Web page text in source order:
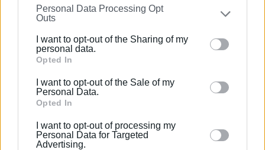
on theIAB’s List of Downstream Participants
that may
further disclose it to other third parties.
Please note that this website/app uses one or more
Google services and may gather and store information
behaviour. You may click to grant or deny consent to
Google and its third-party tags to use your data for
section.
Personal Data Processing Opt
Outs
I want to opt-out of the Sharing of my
personal data.
Opted In
I want to opt-out of the Sale of my
Personal Data.
Opted In
I want to opt-out of processing my
Personal Data for Targeted
Advertising.
των μεγάλων πρωταγωνιστών που διαμόρφωσαν το
ελληνικό θέατρο του δεύτερου μισού του 20ού αιώνα.
Το έργο του, οι ερμηνείες του και η πνευματική του
παρουσία παραμένουν ζωντανά στη συλλογική μνήμη
του ελληνικού πολιτισμού.
Εμφανίσεις: 1466